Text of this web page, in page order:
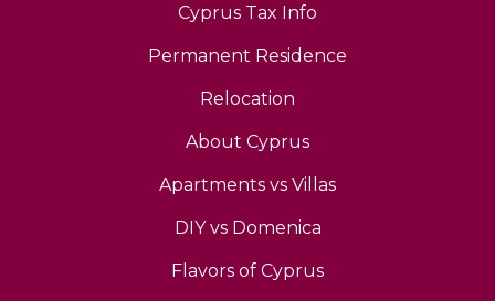
Cyprus Tax Info
Permanent Residence
Relocation
About Cyprus
Apartments vs Villas
DIY vs Domenica
Flavors of Cyprus